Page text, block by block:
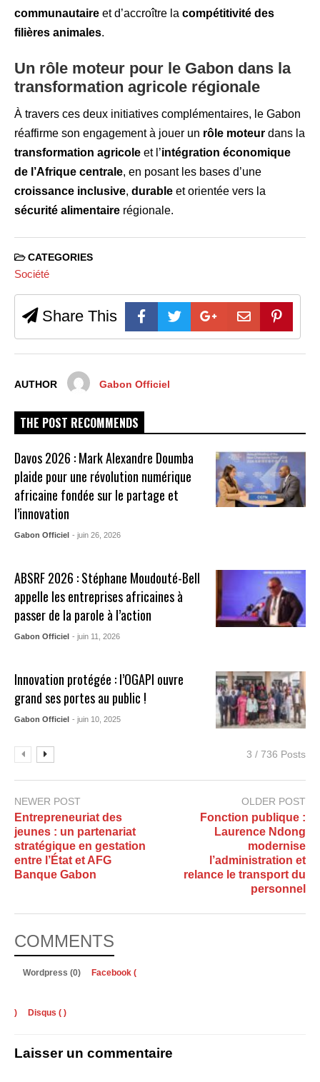
communautaire et d’accroître la compétitivité des
filières animales.
Un rôle moteur pour le Gabon dans la
transformation agricole régionale
À travers ces deux initiatives complémentaires, le Gabon
réaffirme son engagement à jouer un rôle moteur dans la
transformation agricole et l’intégration économique
de l’Afrique centrale, en posant les bases d’une
croissance inclusive, durable et orientée vers la
sécurité alimentaire régionale.
CATEGORIES
Société
Share This
AUTHOR Gabon Officiel
THE POST RECOMMENDS
Davos 2026 : Mark Alexandre Doumba
plaide pour une révolution numérique
africaine fondée sur le partage et
l’innovation
Gabon Officiel - juin 26, 2026
ABSRF 2026 : Stéphane Moudouté-Bell
appelle les entreprises africaines à
passer de la parole à l’action
Gabon Officiel - juin 11, 2026
Innovation protégée : l’OGAPI ouvre
grand ses portes au public !
Gabon Officiel - juin 10, 2025
3 / 736 Posts
NEWER POST
Entrepreneuriat des
jeunes : un partenariat
stratégique en gestation
entre l’État et AFG
Banque Gabon
OLDER POST
Fonction publique :
Laurence Ndong
modernise
l’administration et
relance le transport du
personnel
COMMENTS
Wordpress (0) Facebook (
) Disqus ( )
Laisser un commentaire